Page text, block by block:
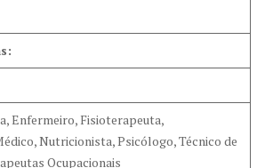
Enfermeiro, Fisioterapeuta,
Nutricionista, Psicólogo, Técnico de
Ocupacionais